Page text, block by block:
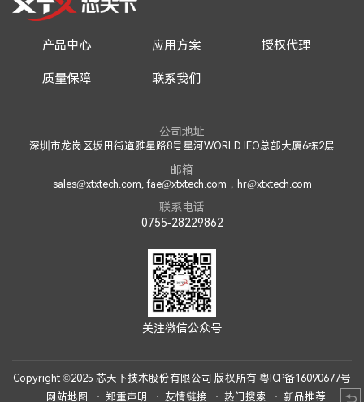
产品中心 应用方案 授权代理
质量保障 联系我们
公司地址
深圳市龙岗区坂田街道雅星路8号星河WORLD IEO总部大厦6栋2层
邮箱
sales@xtxtech.com, fae@xtxtech.com，hr@xtxtech.com
联系电话
0755-28229862
关注微信公众号
Copyright ©2025 芯天下技术股份有限公司 版权所有 粤ICP备16090677号
网站地图
郑重声明 友情链接 热门搜索 新品推荐